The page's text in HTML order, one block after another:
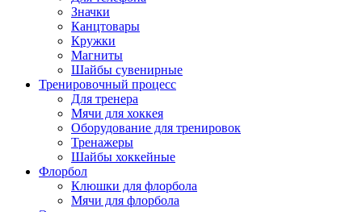
Значки
Канцтовары
Кружки
Магниты
Шайбы сувенирные
Тренировочный процесс
Для тренера
Мячи для хоккея
Оборудование для тренировок
Тренажеры
Шайбы хоккейные
Флорбол
Клюшки для флорбола
Мячи для флорбола